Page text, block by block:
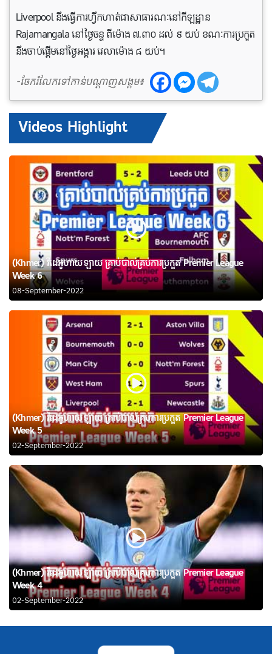
Liverpool នឹង​ធ្វើ​ការ​ហ្វឹកហាត់​ជា​សាធារណៈ​នៅ​កីឡដ្ឋាន
Rajamangala នៅ​ថ្ងៃ​ចន្ទ ពី​ម៉ោង ៧.៣០ ដល់ ៩ យប់ ខណៈ​ការ​ប្រកួត​
នឹង​ចាប់​ផ្ដើម​នៅ​ថ្ងៃ​អង្គារ វេលា​ម៉ោង ៨ យប់។
-ចែករំលែកទៅកាន់បណ្តាញសង្គម៖
Videos Highlight
(Khmer) វីដេអូហាយឡាយ គ្រាប់បាល់គ្រប់ការប្រកួត Premier League
Week 6
08-September-2022
(Khmer) វីដេអូហាយឡាយ គ្រាប់បាល់គ្រប់ការប្រកួត Premier League
Week 5
02-September-2022
(Khmer) វីដេអូហាយឡាយ គ្រាប់បាល់គ្រប់ការប្រកួត Premier League
Week 4
02-September-2022